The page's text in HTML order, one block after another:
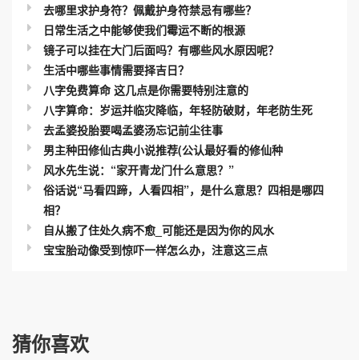
去哪里求护身符？佩戴护身符禁忌有哪些？
日常生活之中能够使我们霉运不断的根源
镜子可以挂在大门后面吗？有哪些风水原因呢？
生活中哪些事情需要择吉日？
八字免费算命 这几点是你需要特别注意的
八字算命：岁运并临灾降临，年轻防破财，年老防生死
去孟婆投胎要喝孟婆汤忘记前尘往事
男主种田修仙古典小说推荐(公认最好看的修仙种
风水先生说：“家开青龙门什么意思？”
俗话说“马看四蹄，人看四相”，是什么意思？四相是哪四
相？
自从搬了住处久病不愈_可能还是因为你的风水
宝宝胎动像受到惊吓一样怎么办，注意这三点
猜你喜欢